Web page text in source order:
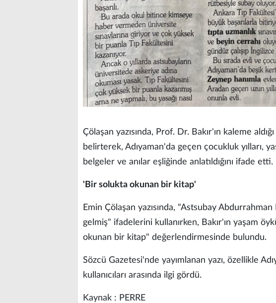
Çölaşan yazısında, Prof. Dr. Bakır'ın kaleme
belirterek, Adıyaman'da geçen çocukluk yılları,
belgeler ve anılar eşliğinde anlatıldığını ifade etti.
'Bir solukta okunan bir kitap'
Emin Çölaşan yazısında, "Astsubay
gelmiş" ifadelerini kullanırken, Bakır'ın yaşam
okunan bir kitap" değerlendirmesinde bulundu.
Sözcü Gazetesi'nde yayımlanan yazı, özellikle
kullanıcıları arasında ilgi gördü.
Kaynak : PERRE